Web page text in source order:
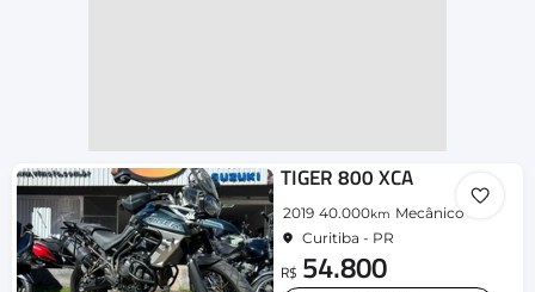
TIGER 800 XCA
2019 40.000km Mecânico
Curitiba - PR
R$ 54.800